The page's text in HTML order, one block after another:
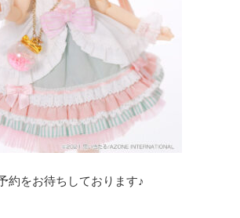
約をお待ちしております♪